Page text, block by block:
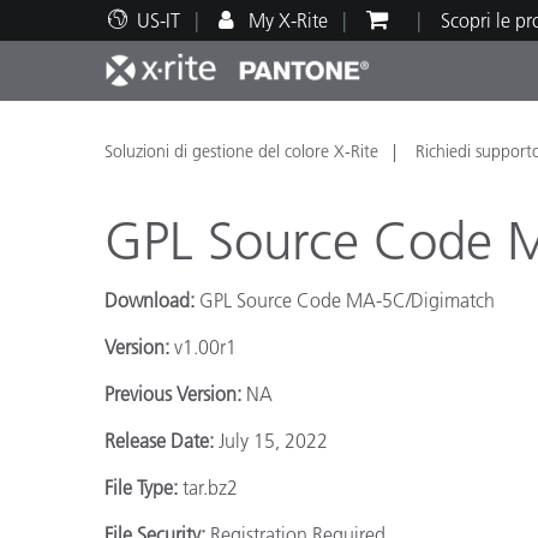
US-IT My X-Rite Scopri le
Principali prodotti
Stampa e Packaging
Automotive
Supporto tecnico
Risorse didattiche
Soluzioni di gestione del colore X-Rite Richiedi
GPL Source Code
Download: GPL Source Code MA-5C/Digimatch
Version: v1.00r1
Previous Version: NA
Release Date: July 15, 2022
File Type: tar.bz2